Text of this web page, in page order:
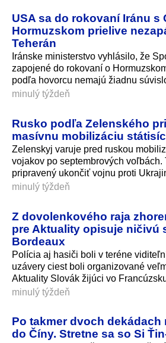
USA sa do rokovaní Iránu s
Hormuzskom prielive
Teherán
Iránske ministerstvo vyhlásilo, že
zapojené do rokovaní o
podľa hovorcu nemajú žiadnu
minulý týždeň
Rusko podľa Zelenského
masívnu mobilizáciu
Zelenskyj varuje pred ruskou
vojakov po septembrových voľbách.
pripravený ukončiť vojnu proti
minulý týždeň
Z dovolenkového raja
pre Aktuality opisuje ničivú
Bordeaux
Polícia aj hasiči boli v teréne
uzávery ciest boli organizované
Aktuality Slovák žijúci vo
minulý týždeň
Po takmer dvoch dekádach
do Číny. Stretne sa so Si